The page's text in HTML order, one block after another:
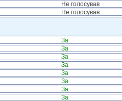
Не голосував
Не голосував
За
За
За
За
За
За
За
За